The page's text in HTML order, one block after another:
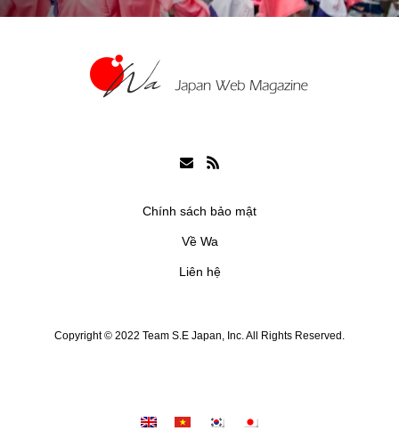
Chính sách bảo mật
Về Wa
Liên hệ
Copyright © 2022 Team S.E Japan, Inc. All Rights Reserved.